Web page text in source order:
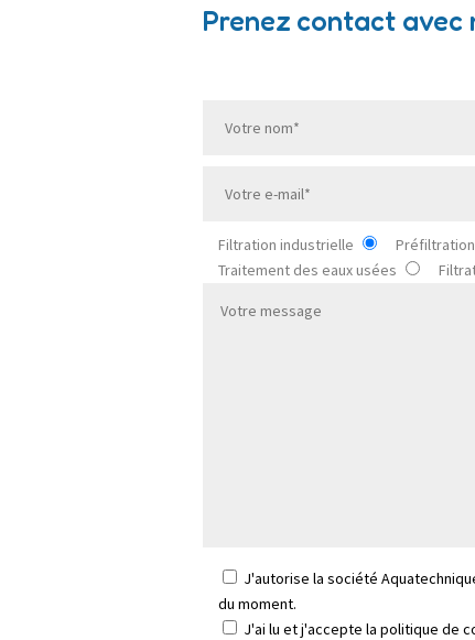
Prenez contact avec
Filtration industrielle
Traitement des eaux usées
J'autorise la société
du moment.
J'ai lu et j'accepte la politique de